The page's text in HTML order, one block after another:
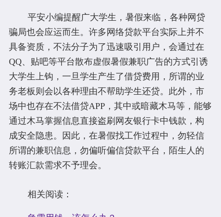
平安小编提醒广大学生，暑假来临，各种网贷
骗局也会应运而生。许多网络贷款平台实际上并不
具备资质，不法分子为了迅速吸引用户，会通过在
QQ、贴吧等平台散布虚假暑假兼职广告的方式引诱
大学生上钩，一旦学生产生了借贷费用，所谓的业
务老板则会以各种理由不帮助学生还贷。此外，市
场中也存在不法借贷APP，其中或暗藏木马等，能够
通过木马掌握信息直接盗刷网友银行卡中钱款，构
成安全隐患。因此，在暑假找工作过程中，勿轻信
所谓的兼职信息，勿偏听偏信贷款平台，陌生人的
转账汇款需求不予理会。
相关阅读：